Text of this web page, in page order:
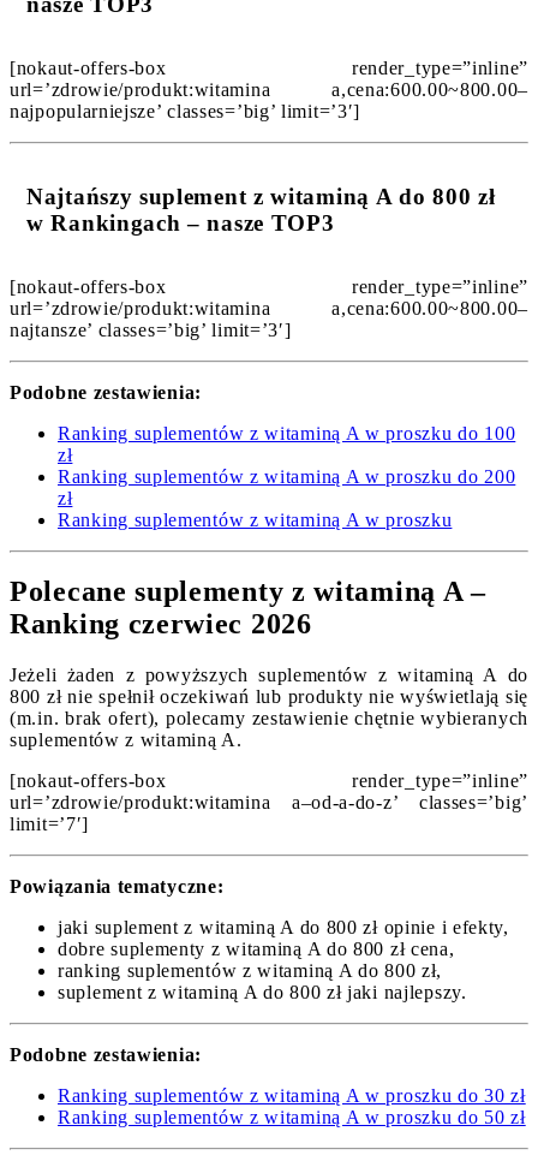
[nokaut-offers-box render_type=”inline”
url=’zdrowie/produkt:witamina a,cena:600.00~800.00–
najpopularniejsze’ classes=’big’ limit=’3′]
Najtańszy suplement z witaminą A do 800 zł
w Rankingach – nasze TOP3
[nokaut-offers-box render_type=”inline”
url=’zdrowie/produkt:witamina a,cena:600.00~800.00–
najtansze’ classes=’big’ limit=’3′]
Podobne zestawienia:
Ranking suplementów z witaminą A w proszku do 100
zł
Ranking suplementów z witaminą A w proszku do 200
zł
Ranking suplementów z witaminą A w proszku
Polecane suplementy z witaminą A –
Ranking czerwiec 2026
Jeżeli żaden z powyższych suplementów z witaminą A do
800 zł nie spełnił oczekiwań lub produkty nie wyświetlają się
(m.in. brak ofert), polecamy zestawienie chętnie wybieranych
suplementów z witaminą A.
[nokaut-offers-box render_type=”inline”
url=’zdrowie/produkt:witamina a–od-a-do-z’ classes=’big’
limit=’7′]
Powiązania tematyczne:
jaki suplement z witaminą A do 800 zł opinie i efekty,
dobre suplementy z witaminą A do 800 zł cena,
ranking suplementów z witaminą A do 800 zł,
suplement z witaminą A do 800 zł jaki najlepszy.
Podobne zestawienia:
Ranking suplementów z witaminą A w proszku do 30 zł
Ranking suplementów z witaminą A w proszku do 50 zł